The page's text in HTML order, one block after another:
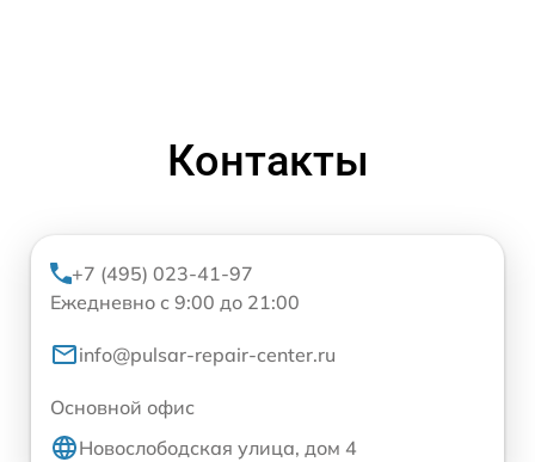
Контакты
+7 (495) 023-41-97
Ежедневно с 9:00 до 21:00
info@pulsar-repair-center.ru
Основной офис
Новослободская улица, дом 4